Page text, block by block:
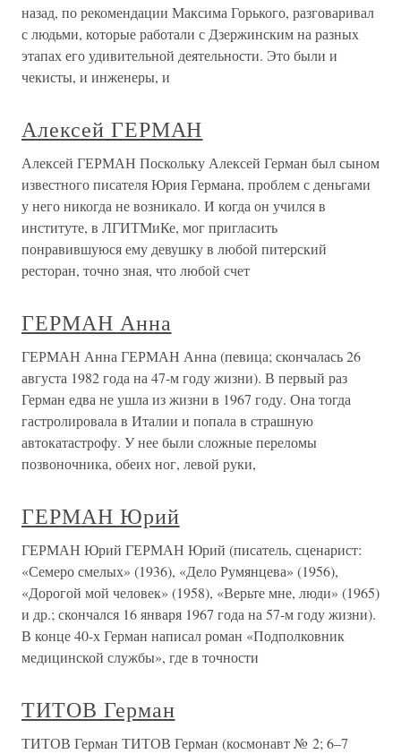
назад, по рекомендации Максима Горького, разговаривал
с людьми, которые работали с Дзержинским на разных
этапах его удивительной деятельности. Это были и
чекисты, и инженеры, и
Алексей ГЕРМАН
Алексей ГЕРМАН Поскольку Алексей Герман был сыном
известного писателя Юрия Германа, проблем с деньгами
у него никогда не возникало. И когда он учился в
институте, в ЛГИТМиКе, мог пригласить
понравившуюся ему девушку в любой питерский
ресторан, точно зная, что любой счет
ГЕРМАН Анна
ГЕРМАН Анна ГЕРМАН Анна (певица; скончалась 26
августа 1982 года на 47-м году жизни). В первый раз
Герман едва не ушла из жизни в 1967 году. Она тогда
гастролировала в Италии и попала в страшную
автокатастрофу. У нее были сложные переломы
позвоночника, обеих ног, левой руки,
ГЕРМАН Юрий
ГЕРМАН Юрий ГЕРМАН Юрий (писатель, сценарист:
«Семеро смелых» (1936), «Дело Румянцева» (1956),
«Дорогой мой человек» (1958), «Верьте мне, люди» (1965)
и др.; скончался 16 января 1967 года на 57-м году жизни).
В конце 40-х Герман написал роман «Подполковник
медицинской службы», где в точности
ТИТОВ Герман
ТИТОВ Герман ТИТОВ Герман (космонавт № 2; 6–7